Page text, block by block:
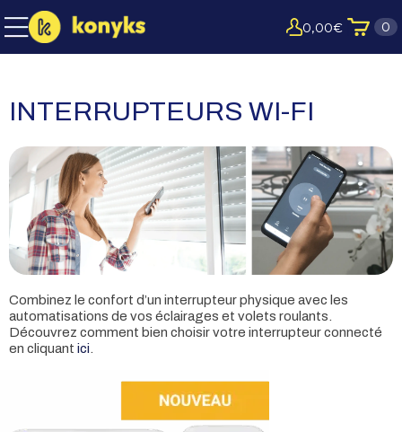
0,00€ 0
INTERRUPTEURS WI-FI
Combinez le confort d’un interrupteur physique avec les
automatisations de vos éclairages et volets roulants.
Découvrez comment bien choisir votre interrupteur connecté
en cliquant ici